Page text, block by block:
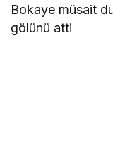
Bokaye müsait
gölünü atti